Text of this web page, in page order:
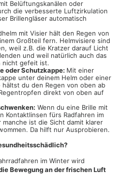
Belüftungskanälen oder
die verbesserte Luftzirkulation
Brillengläser automatisch
mit Visier hält den Regen von
Großteil fern. Helmvisiere sind
weil z.B. die Kratzer darauf Licht
und weil natürlich auch das
nicht gefeit ist.
oder Schutzkappe: Mit einer
unter deinem Helm oder einer
hältst du den Regen von oben ab
direkt von oben auf
Wenn du eine Brille mit
Kontaktlinsen fürs Radfahren im
manche ist die Sicht damit klarer
Da hilft nur Ausprobieren.
im Winter wird
Bewegung an der frischen Luft